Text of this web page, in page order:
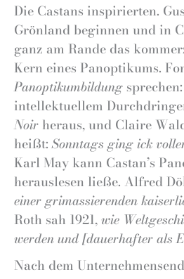
Die Castans inspirierten.
Grönland beginnen und in
ganz am Rande das
Kern eines Panoptikums.
Panoptikumbildung
intellektuellem
Noir heraus, und Claire
heißt:Sonntags ging ick
Karl May kann Castan’s
herauslesen ließe. Alfred
einer grimassierenden
Roth sah 1921,wie
werden und [dauerhafter als
Nach dem